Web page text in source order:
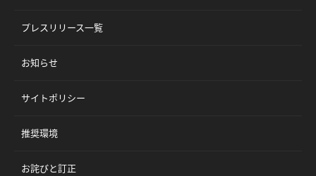
プレスリリース一覧
お知らせ
サイトポリシー
推奨環境
お詫びと訂正